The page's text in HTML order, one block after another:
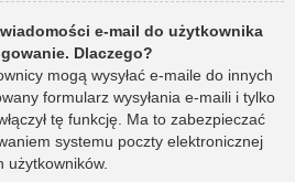
e-mail do użytkownika
Dlaczego?
mogą wysyłać e-maile do innych
formularz wysyłania e-maili i tylko
tę funkcję. Ma to zabezpieczać
systemu poczty elektronicznej
użytkowników.